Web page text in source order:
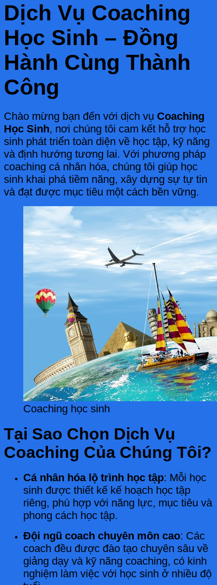
Dịch Vụ Coaching
Học Sinh – Đồng
Hành Cùng Thành
Công
Chào mừng bạn đến với dịch vụ Coaching
Học Sinh, nơi chúng tôi cam kết hỗ trợ học
sinh phát triển toàn diện về học tập, kỹ năng
và định hướng tương lai. Với phương pháp
coaching cá nhân hóa, chúng tôi giúp học
sinh khai phá tiềm năng, xây dựng sự tự tin
và đạt được mục tiêu một cách bền vững.
Coaching học sinh
Tại Sao Chọn Dịch Vụ
Coaching Của Chúng Tôi?
Cá nhân hóa lộ trình học tập: Mỗi học
sinh được thiết kế kế hoạch học tập
riêng, phù hợp với năng lực, mục tiêu và
phong cách học tập.
Đội ngũ coach chuyên môn cao: Các
coach đều được đào tạo chuyên sâu về
giảng dạy và kỹ năng coaching, có kinh
nghiệm làm việc với học sinh ở nhiều độ